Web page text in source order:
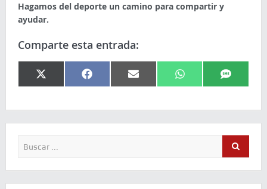
Hagamos del deporte un camino para compartir y
ayudar.
Comparte esta entrada:
X
(Twitter)
Facebook Email WhatsApp SMS